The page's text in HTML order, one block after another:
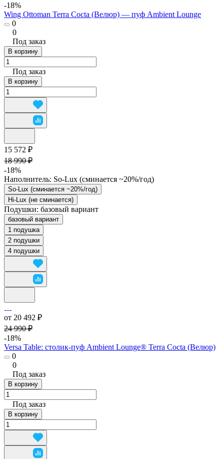
-18%
Wing Ottoman Terra Cocta (Велюр) — пуф Ambient Lounge
0
0
Под заказ
В корзину
Под заказ
В корзину
15 572 ₽
18 990 ₽
-18%
Наполнитель: So-Lux (cминается ~20%/год)
So-Lux (cминается ~20%/год)
Hi-Lux (не сминается)
Подушки: базовый вариант
базовый вариант
1 подушка
2 подушки
4 подушки
от 20 492 ₽
24 990 ₽
-18%
Versa Table: столик-пуф Ambient Lounge® Terra Cocta (Велюр)
0
0
Под заказ
В корзину
Под заказ
В корзину